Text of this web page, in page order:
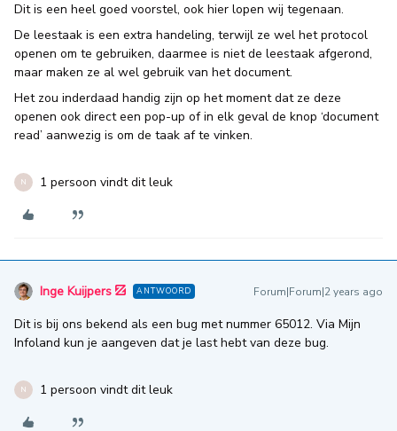
Dit is een heel goed voorstel, ook hier lopen wij tegenaan.
De leestaak is een extra handeling, terwijl ze wel het protocol
openen om te gebruiken, daarmee is niet de leestaak afgerond,
maar maken ze al wel gebruik van het document.
Het zou inderdaad handig zijn op het moment dat ze deze
openen ook direct een pop-up of in elk geval de knop ‘document
read’ aanwezig is om de taak af te vinken.
N 1 persoon vindt dit leuk
Inge Kuijpers ANTWOORD Forum|Forum|2 years ago
Dit is bij ons bekend als een bug met nummer 65012. Via Mijn
Infoland kun je aangeven dat je last hebt van deze bug.
N 1 persoon vindt dit leuk